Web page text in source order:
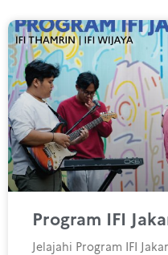
Program IFI
Jelajahi Program IFI